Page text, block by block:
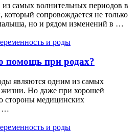
из самых волнительных периодов в
сопровождается не только
но и рядом изменений в …
и роды
помощь при родах?
являются одним из самых
Но даже при хорошей
стороны медицинских
…
и роды